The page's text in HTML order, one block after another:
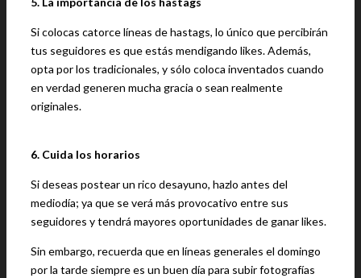
Si colocas catorce líneas de hastags, lo único que percibirán
tus seguidores es que estás mendigando likes. Además,
opta por los tradicionales, y sólo coloca inventados cuando
en verdad generen mucha gracia o sean realmente
originales.
6. Cuida los horarios
Si deseas postear un rico desayuno, hazlo antes del
mediodía; ya que se verá más provocativo entre sus
seguidores y tendrá mayores oportunidades de ganar likes.
Sin embargo, recuerda que en líneas generales el domingo
por la tarde siempre es un buen día para subir fotografías